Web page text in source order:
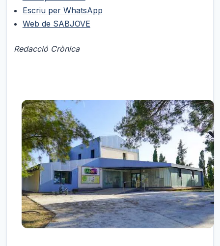
Escriu per WhatsApp
Web de SABJOVE
Redacció Crònica